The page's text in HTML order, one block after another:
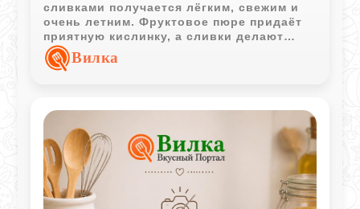
сливками получается лёгким, свежим и
очень летним. Фруктовое пюре придаёт
приятную кислинку, а сливки делают
вкус мягким и бархатистым.
Вилка